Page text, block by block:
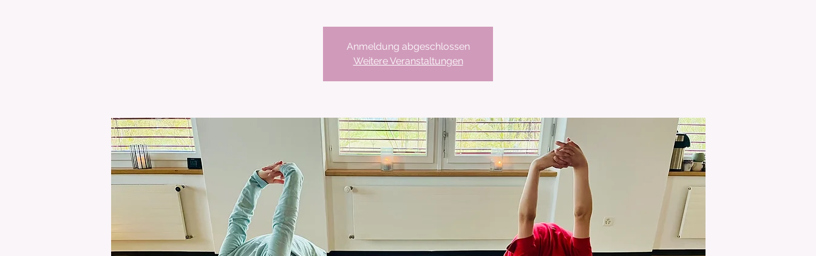
Anmeldung abgeschlossen
Weitere Veranstaltungen